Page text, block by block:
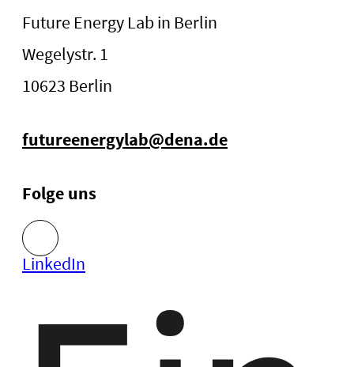
Future Energy Lab in Berlin
Wegelystr. 1
10623 Berlin
futureenergylab@dena.de
Folge uns
LinkedIn